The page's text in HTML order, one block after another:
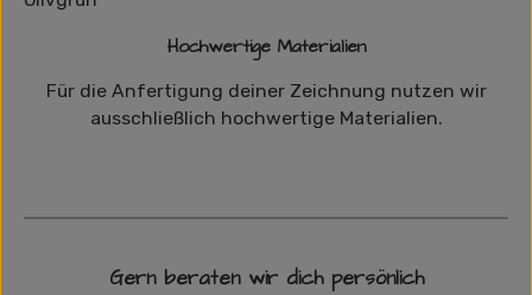
Hochwertige Materialien
Für die Anfertigung deiner Zeichnung nutzen wir
ausschließlich hochwertige Materialien.
Gern beraten wir dich persönlich